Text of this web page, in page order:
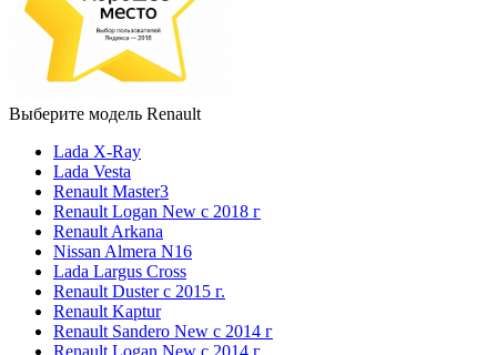
Выберите модель Renault
Lada X-Ray
Lada Vesta
Renault Master3
Renault Logan New с 2018 г
Renault Arkana
Nissan Almera N16
Lada Largus Cross
Renault Duster с 2015 г.
Renault Kaptur
Renault Sandero New с 2014 г